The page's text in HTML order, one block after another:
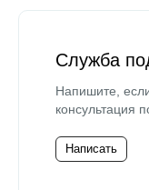
Служба
Напишите,
консультация
Написать